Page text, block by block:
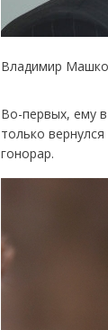
Владимир
Во-первых, ему
только
гонорар.